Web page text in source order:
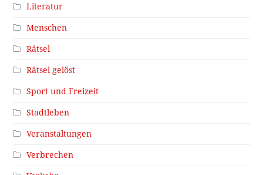
Literatur
Menschen
Rätsel
Rätsel gelöst
Sport und Freizeit
Stadtleben
Veranstaltungen
Verbrechen